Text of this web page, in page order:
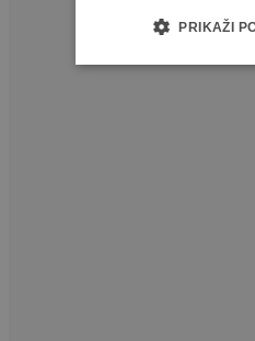
trgovinama rabljenog namještaja i
pomoću boje za tkanine. Tako
boja i dajem novi život komadu
PRIKAŽI